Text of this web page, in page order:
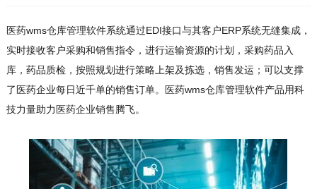
医药wms仓库管理软件系统通过EDI接口与其客户ERP系统无缝集成，
实时接收客户采购和销售指令，进行运输资源的计划，采购药品入
库，药品质检，按照规划进行策略上架及拣选，销售发运；可以支撑
了医药企业每日近千单的销售订单。医药wms仓库管理软件产品用科
技力量助力医药企业销售腾飞。